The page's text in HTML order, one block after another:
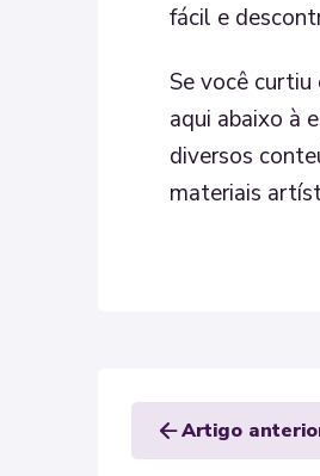
fácil e
Se você
aqui abaixo à
diversos
materiais
arrow_backArtigo